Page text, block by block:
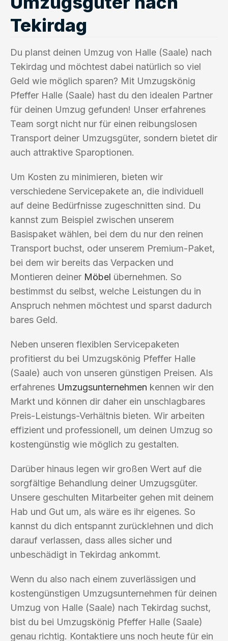
Tekirdag
Du planst deinen Umzug von Halle (Saale) nach
Tekirdag und möchtest dabei natürlich so viel
Geld wie möglich sparen? Mit Umzugskönig
Pfeffer Halle (Saale) hast du den idealen Partner
für deinen Umzug gefunden! Unser erfahrenes
Team sorgt nicht nur für einen reibungslosen
Transport deiner Umzugsgüter, sondern bietet dir
auch attraktive Sparoptionen.
Um Kosten zu minimieren, bieten wir
verschiedene Servicepakete an, die individuell
auf deine Bedürfnisse zugeschnitten sind. Du
kannst zum Beispiel zwischen unserem
Basispaket wählen, bei dem du nur den reinen
Transport buchst, oder unserem Premium-Paket,
bei dem wir bereits das Verpacken und
Montieren deiner Möbel übernehmen. So
bestimmst du selbst, welche Leistungen du in
Anspruch nehmen möchtest und sparst dadurch
bares Geld.
Neben unseren flexiblen Servicepaketen
profitierst du bei Umzugskönig Pfeffer Halle
(Saale) auch von unseren günstigen Preisen. Als
erfahrenes Umzugsunternehmen kennen wir den
Markt und können dir daher ein unschlagbares
Preis-Leistungs-Verhältnis bieten. Wir arbeiten
effizient und professionell, um deinen Umzug so
kostengünstig wie möglich zu gestalten.
Darüber hinaus legen wir großen Wert auf die
sorgfältige Behandlung deiner Umzugsgüter.
Unsere geschulten Mitarbeiter gehen mit deinem
Hab und Gut um, als wäre es ihr eigenes. So
kannst du dich entspannt zurücklehnen und dich
darauf verlassen, dass alles sicher und
unbeschädigt in Tekirdag ankommt.
Wenn du also nach einem zuverlässigen und
kostengünstigen Umzugsunternehmen für deinen
Umzug von Halle (Saale) nach Tekirdag suchst,
bist du bei Umzugskönig Pfeffer Halle (Saale)
genau richtig. Kontaktiere uns noch heute für ein